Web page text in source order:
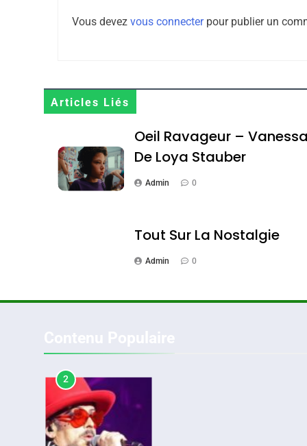
Vous devez vous connecterpour publier un
Articles Liés
Oeil Ravageur – Vanessa
De Loya Stauber
Admin 0
Tout Sur La Nostalgie
Admin 0
Maroc : Les
Terroir
Oeil Ravageur –
2